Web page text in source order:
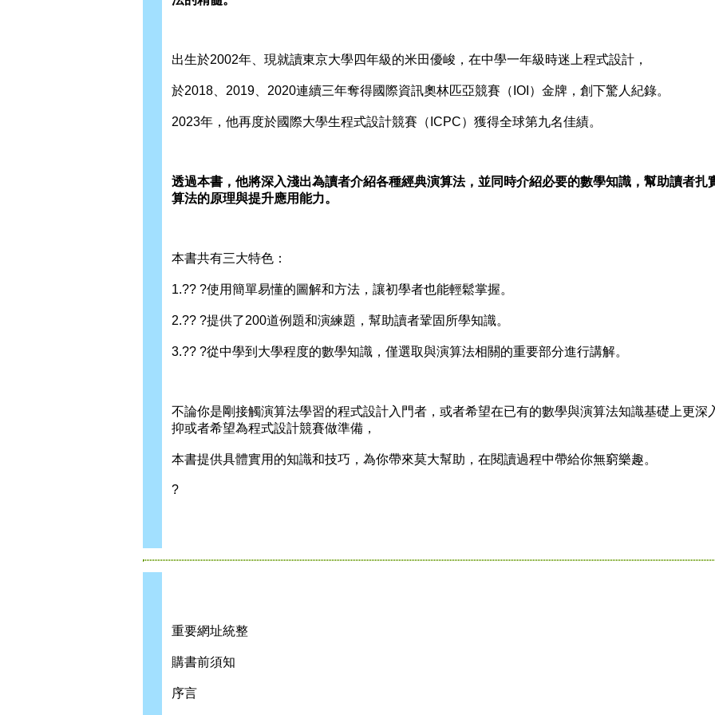
出生於2002年、現就讀東京大學四年級的米田優峻，在中學一年級時迷上程式設計，
於2018、2019、2020連續三年奪得國際資訊奧林匹亞競賽（IOI）金牌，創下驚人紀錄。
2023年，他再度於國際大學生程式設計競賽（ICPC）獲得全球第九名佳績。
透過本書，他將深入淺出為讀者介紹各種經典演算法，並同時介紹必要的數學知識，幫助讀者扎
算法的原理與提升應用能力。
本書共有三大特色：
1.?? ?使用簡單易懂的圖解和方法，讓初學者也能輕鬆掌握。
2.?? ?提供了200道例題和演練題，幫助讀者鞏固所學知識。
3.?? ?從中學到大學程度的數學知識，僅選取與演算法相關的重要部分進行講解。
不論你是剛接觸演算法學習的程式設計入門者，或者希望在已有的數學與演算法知識基礎上更深
抑或者希望為程式設計競賽做準備，
本書提供具體實用的知識和技巧，為你帶來莫大幫助，在閱讀過程中帶給你無窮樂趣。
?
重要網址統整
購書前須知
序言